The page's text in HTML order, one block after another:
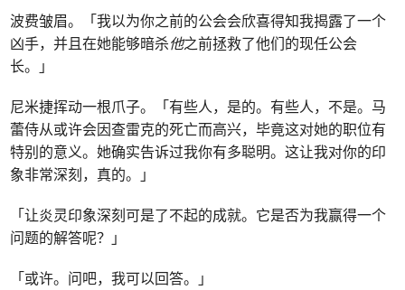
波费皱眉。「我以为你之前的公会会欣喜得知我揭露了一个
凶手，并且在她能够暗杀他之前拯救了他们的现任公会
长。」
尼米捷挥动一根爪子。「有些人，是的。有些人，不是。马
蕾侍从或许会因查雷克的死亡而高兴，毕竟这对她的职位有
特别的意义。她确实告诉过我你有多聪明。这让我对你的印
象非常深刻，真的。」
「让炎灵印象深刻可是了不起的成就。它是否为我赢得一个
问题的解答呢？」
「或许。问吧，我可以回答。」